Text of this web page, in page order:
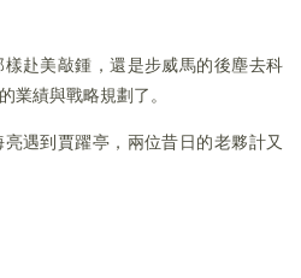
赴美敲鍾，還是步威馬的後塵去科
業績與戰略規劃了。
遇到賈躍亭，兩位昔日的老夥計又